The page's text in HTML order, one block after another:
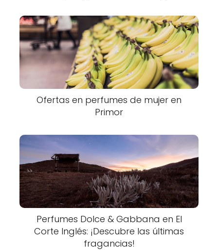
Ofertas en perfumes de mujer en
Primor
Perfumes Dolce & Gabbana en El
Corte Inglés: ¡Descubre las últimas
fragancias!